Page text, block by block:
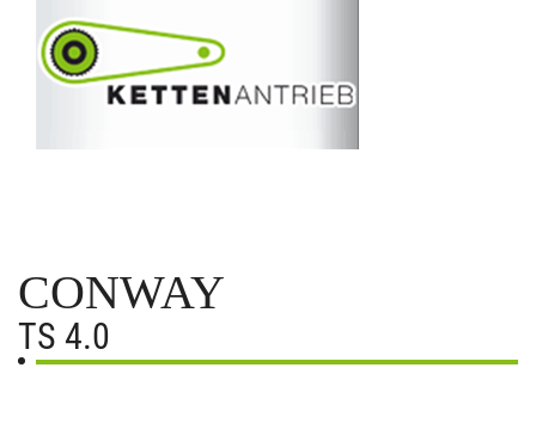
CONWAY
TS 4.0